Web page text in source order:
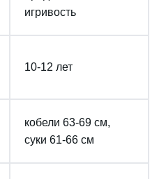
игривость
10-12 лет
кобели 63-69 см,
суки 61-66 см